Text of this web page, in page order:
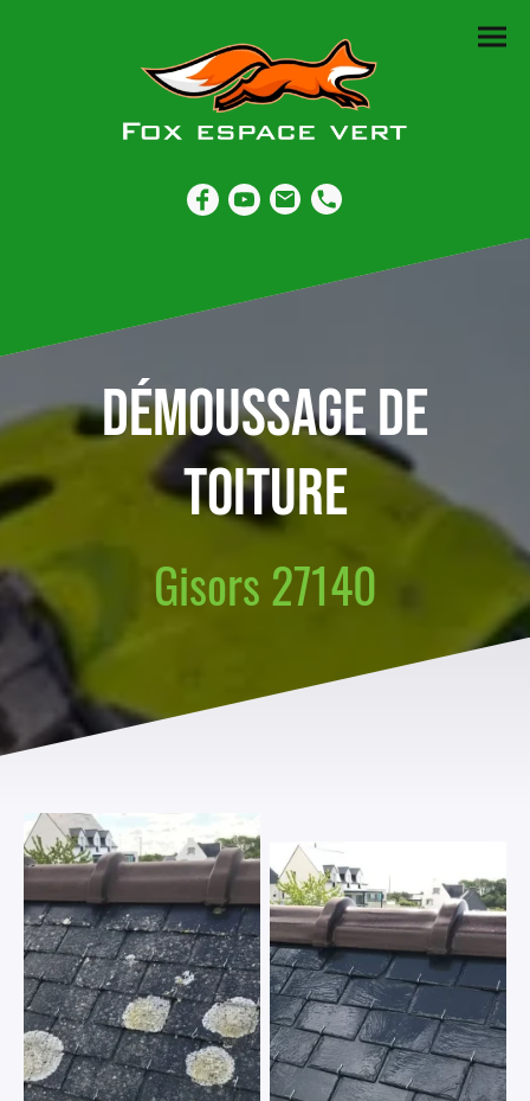
Démoussage de
toiture
Gisors 27140